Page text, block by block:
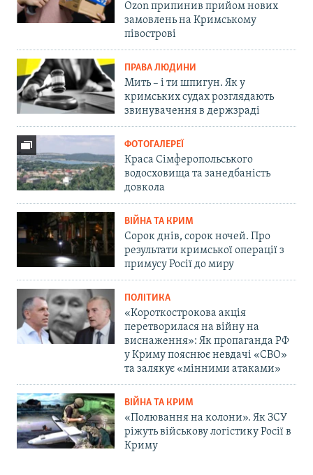
Ozon припинив прийом нових
замовлень на Кримському
півострові
ПРАВА ЛЮДИНИ
Мить – і ти шпигун. Як у
кримських судах розглядають
звинувачення в держзраді
ФОТОГАЛЕРЕЇ
Краса Сімферопольського
водосховища та занедбаність
довкола
ВІЙНА ТА КРИМ
Сорок днів, сорок ночей. Про
результати кримської операції з
примусу Росії до миру
ПОЛІТИКА
«Короткострокова акція
перетворилася на війну на
виснаження»: Як пропаганда РФ
у Криму пояснює невдачі «СВО»
та залякує «мінними атаками»
ВІЙНА ТА КРИМ
«Полювання на колони». Як ЗСУ
ріжуть військову логістику Росії в
Криму